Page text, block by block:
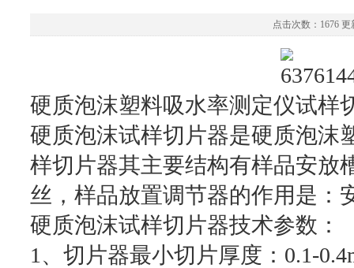
点击次数：1676 更
硬质泡沫塑料吸水率测定仪试样
硬质泡沫试样切片器是硬质泡沫
样切片器其主要结构有样品安放
丝，样品放置调节器的作用是：
硬质泡沫试样切片器技术参数：
1、切片器最小切片厚度：0.1-